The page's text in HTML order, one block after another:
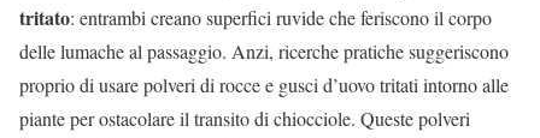
tritato: entrambi creano superfici ruvide che feriscono il corpo
delle lumache al passaggio. Anzi, ricerche pratiche suggeriscono
proprio di usare polveri di rocce e gusci d’uovo tritati intorno alle
piante per ostacolare il transito di chiocciole. Queste polveri